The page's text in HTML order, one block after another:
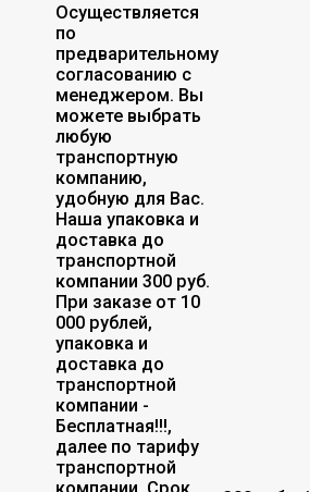
Осуществляется
по
предварительному
согласованию с
менеджером. Вы
можете выбрать
любую
транспортную
компанию,
удобную для Вас.
Наша упаковка и
доставка до
транспортной
компании 300 руб.
При заказе от 10
000 рублей,
упаковка и
доставка до
транспортной
компании -
Бесплатная!!!,
далее по тарифу
транспортной